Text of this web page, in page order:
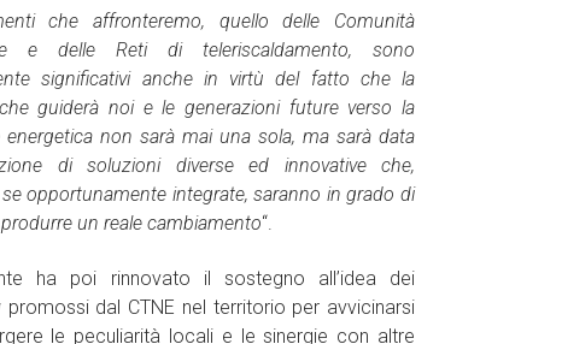
che affronteremo, quello delle Comunità
e delle Reti di teleriscaldamento, sono
significativi anche in virtù del fatto che la
guiderà noi e le generazioni future verso la
energetica non sarà mai una sola, ma sarà data
di soluzioni diverse ed innovative che,
opportunamente integrate, saranno in grado di
un reale cambiamento“.
ha poi rinnovato il sostegno all’idea dei
promossi dal CTNE nel territorio per avvicinarsi
le peculiarità locali e le sinergie con altre